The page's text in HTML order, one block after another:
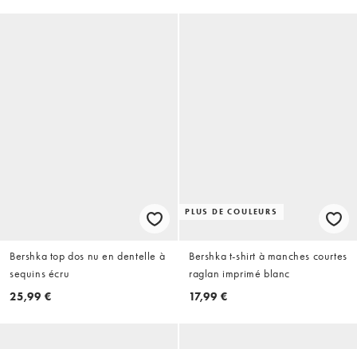
Bershka top dos nu en dentelle à
sequins écru
25,99 €
PLUS DE COULEURS
Bershka t-shirt à manches courtes
raglan imprimé blanc
17,99 €